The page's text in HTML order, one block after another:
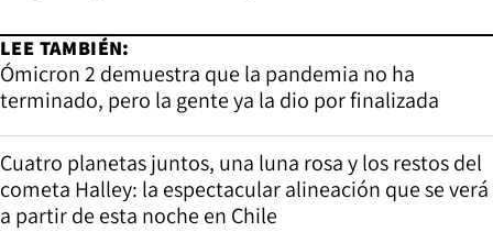
LEE TAMBIÉN:
Ómicron 2 demuestra que la pandemia no ha
terminado, pero la gente ya la dio por finalizada
Cuatro planetas juntos, una luna rosa y los restos del
cometa Halley: la espectacular alineación que se verá
a partir de esta noche en Chile